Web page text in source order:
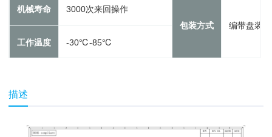
机械寿命
3000次来回操作
包装方式
编带盘装
工作温度
-30℃-85℃
描述